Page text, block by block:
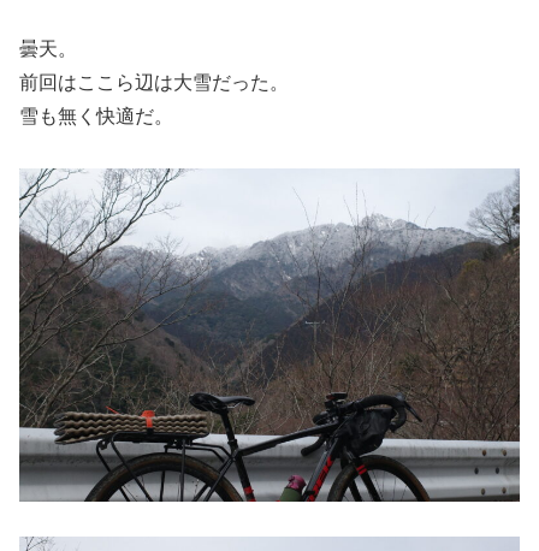
曇天。
前回はここら辺は大雪だった。
雪も無く快適だ。